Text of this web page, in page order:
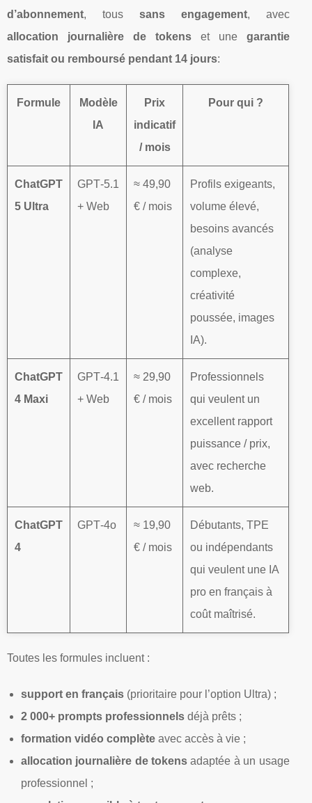
d’abonnement, tous sans engagement, avec
allocation journalière de tokenset une garantie
satisfait ou remboursé pendant 14 jours:
Formule
Modèle
IA
Prix
indicatif
/ mois
Pour qui ?
ChatGPT
5 Ultra
GPT‑5.1
+ Web
≈ 49,90
€ / mois
Profils exigeants,
volume élevé,
besoins avancés
(analyse
complexe,
créativité
poussée, images
IA).
ChatGPT
4 Maxi
GPT‑4.1
+ Web
≈ 29,90
€ / mois
Professionnels
qui veulent un
excellent rapport
puissance / prix,
avec recherche
web.
ChatGPT
4
GPT‑4o
≈ 19,90
€ / mois
Débutants, TPE
ou indépendants
qui veulent une IA
pro en français à
coût maîtrisé.
Toutes les formules incluent :
support en français (prioritaire pour l’option Ultra) ;
2 000+ prompts professionnels déjà prêts ;
formation vidéo complète avec accès à vie ;
allocation journalière de tokens adaptée à un usage
professionnel ;